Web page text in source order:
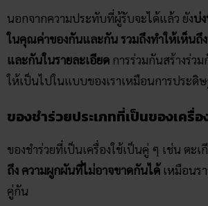
ของชำร่วยประเภทที่เป็นของเครื่อ
ของชำร่วยที่เป็นเครื่องใช้เป็นคู่ ๆ เช่น ตะเ
ถึง ความผูกผันที่ไม่อาจขาดกันได้
เหมือนร